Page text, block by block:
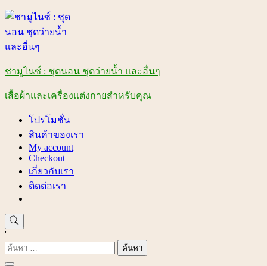
Skip
content
ชามูไนซ์ : ชุดนอน ชุดว่ายน้ำ และอื่นๆ
เสื้อผ้าและเครื่องแต่งกายสำหรับคุณ
โปรโมชั่น
สินค้าของเรา
My account
Checkout
เกี่ยวกับเรา
ติดต่อเรา
'
ค้นหา
สำหรับ: